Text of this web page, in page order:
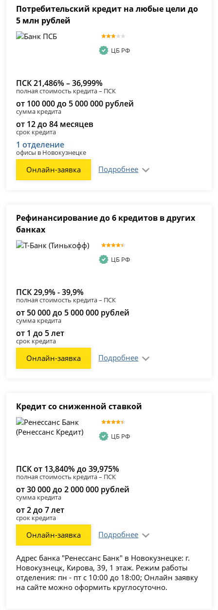
Потребительский кредит на любые цели до
5 млн рублей
ЦБ РФ
ПСК 21,486% – 36,999%
полная стоимость кредита – ПСК
от 100 000 до 5 000 000 рублей
сумма кредита
от 12 до 84 месяцев
срок кредита
1 отделение
офисы в Новокузнецке
Онлайн-заявка Подробнее
Рефинансирование до 6 кредитов в других
банках
ЦБ РФ
ПСК 29,9% - 39,9%
полная стоимость кредита – ПСК
от 50 000 до 5 000 000 рублей
сумма кредита
от 1 до 5 лет
срок кредита
Онлайн-заявка Подробнее
Кредит со сниженной ставкой
ЦБ РФ
ПСК от 13,840% до 39,975%
полная стоимость кредита – ПСК
от 30 000 до 2 000 000 рублей
сумма кредита
от 2 до 7 лет
срок кредита
Онлайн-заявка Подробнее
Адрес банка "Ренессанс Банк" в Новокузнецке: г.
Новокузнецк, Кирова, 39, 1 этаж. Режим работы
отделения: пн - пт с 10:00 до 18:00; Онлайн заявку
на сайте можно оформить круглосуточно.